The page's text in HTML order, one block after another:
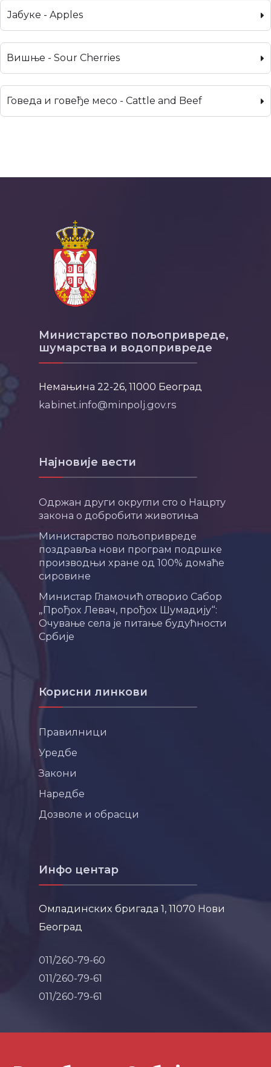
Јабуке - Apples
Вишње - Sour Cherries
Говеда и говеђе месо - Cattle and Beef
Министарство пољопривреде,
шумарства и водопривреде
Немањина 22-26, 11000 Београд
kabinet.info@minpolj.gov.rs
Најновије вести
Одржан други округли сто о Нацрту
закона о добробити животиња
Министарство пољопривреде
поздравља нови програм подршке
производњи хране од 100% домаће
сировине
Министар Гламочић отворио Сабор
„Прођох Левач, прођох Шумадију“:
Очување села је питање будућности
Србије
Корисни линкови
Правилници
Уредбе
Закони
Наредбе
Дозволе и обрасци
Инфо центар
Омладинских бригада 1, 11070 Нови
Београд
011/260-79-60
011/260-79-61
011/260-79-61